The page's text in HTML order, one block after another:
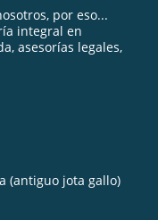
por eso...
integral en
asesorías legales,
(antiguo jota gallo)